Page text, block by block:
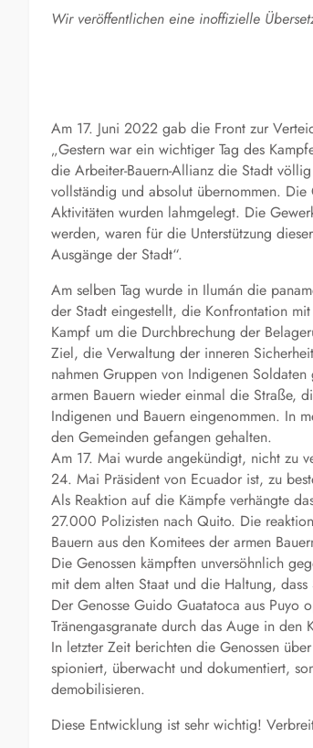
Wir veröffentlichen eine inoffizielle
Am 17. Juni 2022 gab die Front zur
„Gestern war ein wichtiger Tag des
die Arbeiter-Bauern-Allianz die Stadt
vollständig und absolut übernommen.
Aktivitäten wurden lahmgelegt. Die
werden, waren für die Unterstützung
Ausgänge der Stadt“.
Am selben Tag wurde in Ilumán die
der Stadt eingestellt, die Konfrontation
Kampf um die Durchbrechung der
Ziel, die Verwaltung der inneren
nahmen Gruppen von Indigenen
armen Bauern wieder einmal die Straße,
Indigenen und Bauern eingenommen. In
den Gemeinden gefangen gehalten.
Am 17. Mai wurde angekündigt, nicht zu
24. Mai Präsident von Ecuador ist, zu
Als Reaktion auf die Kämpfe verhängte
27.000 Polizisten nach Quito. Die
Bauern aus den Komitees der armen
Die Genossen kämpften unversöhnlich
mit dem alten Staat und die Haltung,
Der Genosse Guido Guatatoca aus Puyo
Tränengasgranate durch das Auge in den
In letzter Zeit berichten die Genossen
spioniert, überwacht und dokumentiert,
demobilisieren.
Diese Entwicklung ist sehr wichtig!